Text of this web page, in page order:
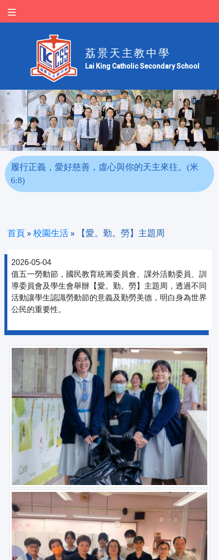
荔景天主教中學
Lai King Catholic Secondary School
履行正義，愛好慈善，虛心與你的天主來往。(米
6:8)
首頁 » 校園生活 » 【愛。勤。勞】主題周
2026-05-04
值五一勞動節，國民教育統籌委員會、課外活動委員、訓
導委員會及學生會舉辦【愛。勤。勞】主題周，透過不同
活動讓學生認識勞動節的意義及勤勞美德，明白身為世界
公民的重要性。